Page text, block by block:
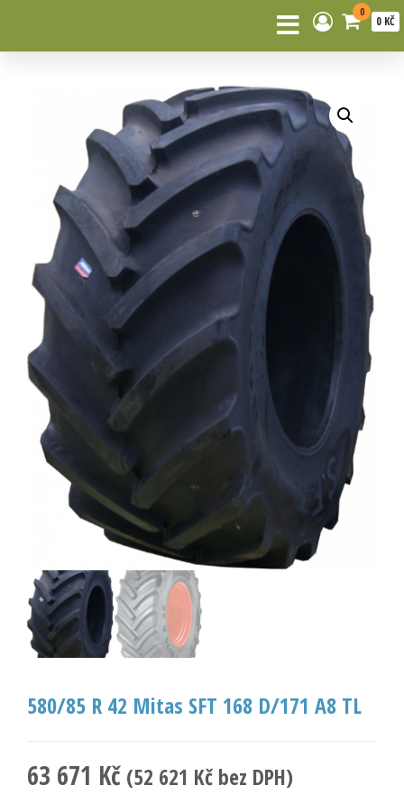
0
0 KČ
580/85 R 42 Mitas SFT 168 D/171 A8 TL
63 671 Kč (52 621 Kč bez DPH)